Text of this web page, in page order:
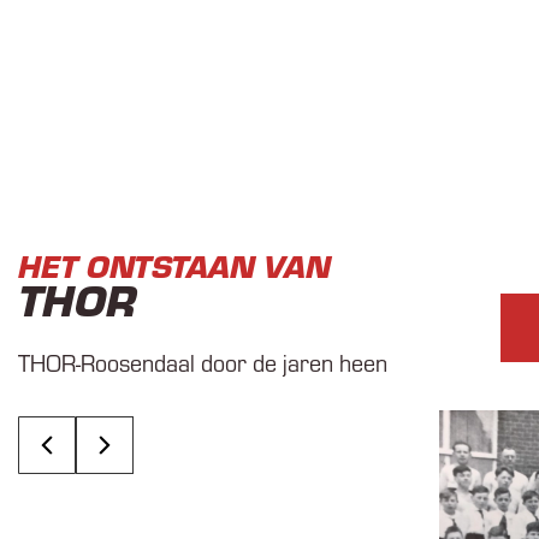
HET ONTSTAAN VAN
THOR
THOR-Roosendaal door de jaren heen